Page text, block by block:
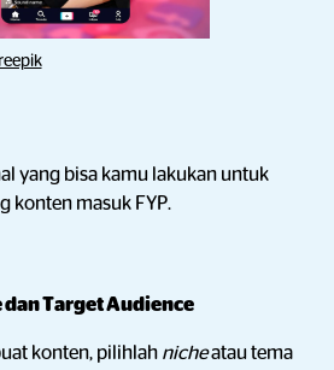
yang bisa kamu lakukan untuk
konten masuk FYP.
dan Target Audience
konten, pilihlah nicheatau tema